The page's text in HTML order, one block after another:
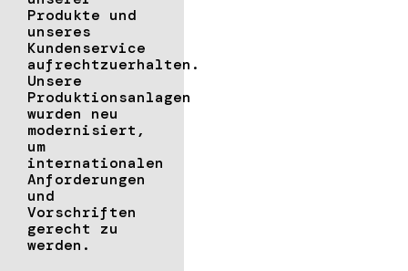
Produkte und
unseres
Kundenservice
aufrechtzuerhalten.
Unsere
Produktionsanlagen
wurden neu
modernisiert,
um
internationalen
Anforderungen
und
Vorschriften
gerecht zu
werden.